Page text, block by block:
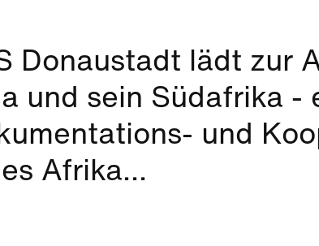
Donaustadt lädt zur
und sein Südafrika -
und
Afrika...